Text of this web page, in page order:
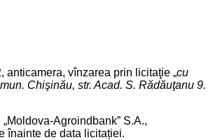
anticamera, vînzarea prin licitaţie „cu
Chişinău, str. Acad. S. Rădăuţanu 9.
Agroindbank” S.A.,
înainte de data licitației.